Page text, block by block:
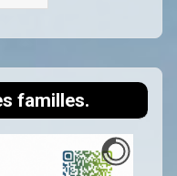
familles.